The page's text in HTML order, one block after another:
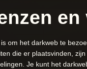
om het darkweb te
die er plaatsvinden,
Je kunt het